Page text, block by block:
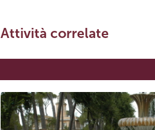
Attività correlate